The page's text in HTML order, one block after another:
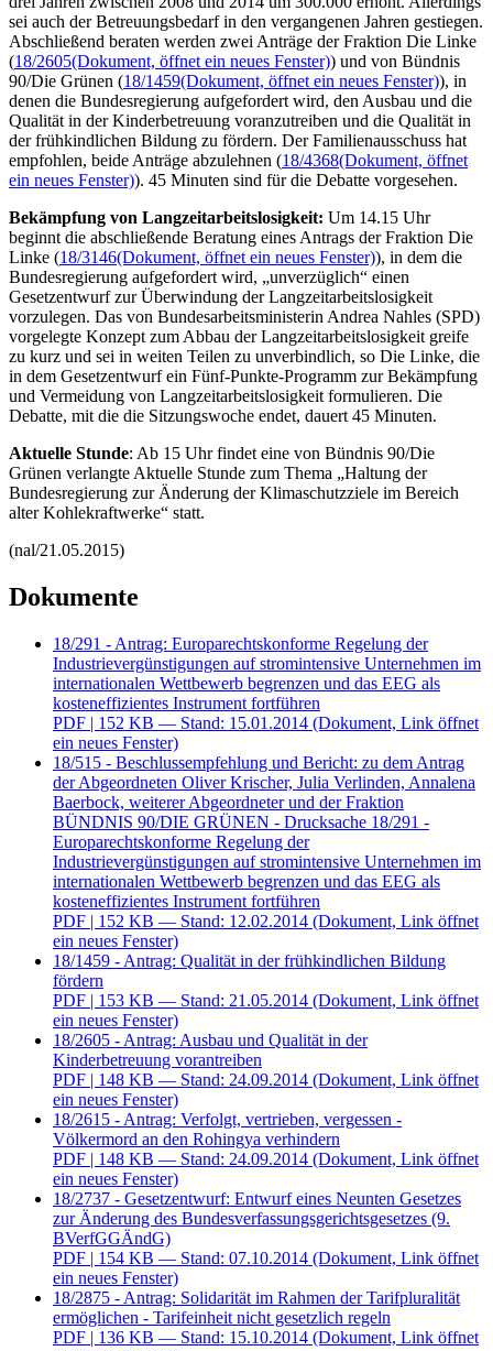
sei auch der Betreuungsbedarf in den vergangenen Jahren gestiegen.
Abschließend beraten werden zwei Anträge der Fraktion Die Linke
(18/2605(Dokument, öffnet ein neues Fenster)) und von Bündnis
90/Die Grünen (18/1459(Dokument, öffnet ein neues Fenster)), in
denen die Bundesregierung aufgefordert wird, den Ausbau und die
Qualität in der Kinderbetreuung voranzutreiben und die Qualität in
der frühkindlichen Bildung zu fördern. Der Familienausschuss hat
empfohlen, beide Anträge abzulehnen (18/4368(Dokument, öffnet
ein neues Fenster)). 45 Minuten sind für die Debatte vorgesehen.
Bekämpfung von Langzeitarbeitslosigkeit: Um 14.15 Uhr
beginnt die abschließende Beratung eines Antrags der Fraktion Die
Linke (18/3146(Dokument, öffnet ein neues Fenster)), in dem die
Bundesregierung aufgefordert wird, „unverzüglich“ einen
Gesetzentwurf zur Überwindung der Langzeitarbeitslosigkeit
vorzulegen. Das von Bundesarbeitsministerin Andrea Nahles (SPD)
vorgelegte Konzept zum Abbau der Langzeitarbeitslosigkeit greife
zu kurz und sei in weiten Teilen zu unverbindlich, so Die Linke, die
in dem Gesetzentwurf ein Fünf-Punkte-Programm zur Bekämpfung
und Vermeidung von Langzeitarbeitslosigkeit formulieren. Die
Debatte, mit die die Sitzungswoche endet, dauert 45 Minuten.
Aktuelle Stunde: Ab 15 Uhr findet eine von Bündnis 90/Die
Grünen verlangte Aktuelle Stunde zum Thema „Haltung der
Bundesregierung zur Änderung der Klimaschutzziele im Bereich
alter Kohlekraftwerke“ statt.
(nal/21.05.2015)
Dokumente
18/291 - Antrag: Europarechtskonforme Regelung der
Industrievergünstigungen auf stromintensive Unternehmen im
internationalen Wettbewerb begrenzen und das EEG als
kosteneffizientes Instrument fortführen
PDF | 152 KB — Stand: 15.01.2014 (Dokument, Link öffnet
ein neues Fenster)
18/515 - Beschlussempfehlung und Bericht: zu dem Antrag
der Abgeordneten Oliver Krischer, Julia Verlinden, Annalena
Baerbock, weiterer Abgeordneter und der Fraktion
BÜNDNIS 90/DIE GRÜNEN - Drucksache 18/291 -
Europarechtskonforme Regelung der
Industrievergünstigungen auf stromintensive Unternehmen im
internationalen Wettbewerb begrenzen und das EEG als
kosteneffizientes Instrument fortführen
PDF | 152 KB — Stand: 12.02.2014 (Dokument, Link öffnet
ein neues Fenster)
18/1459 - Antrag: Qualität in der frühkindlichen Bildung
fördern
PDF | 153 KB — Stand: 21.05.2014 (Dokument, Link öffnet
ein neues Fenster)
18/2605 - Antrag: Ausbau und Qualität in der
Kinderbetreuung vorantreiben
PDF | 148 KB — Stand: 24.09.2014 (Dokument, Link öffnet
ein neues Fenster)
18/2615 - Antrag: Verfolgt, vertrieben, vergessen -
Völkermord an den Rohingya verhindern
PDF | 148 KB — Stand: 24.09.2014 (Dokument, Link öffnet
ein neues Fenster)
18/2737 - Gesetzentwurf: Entwurf eines Neunten Gesetzes
zur Änderung des Bundesverfassungsgerichtsgesetzes (9.
BVerfGGÄndG)
PDF | 154 KB — Stand: 07.10.2014 (Dokument, Link öffnet
ein neues Fenster)
18/2875 - Antrag: Solidarität im Rahmen der Tarifpluralität
ermöglichen - Tarifeinheit nicht gesetzlich regeln
PDF | 136 KB — Stand: 15.10.2014 (Dokument, Link öffnet